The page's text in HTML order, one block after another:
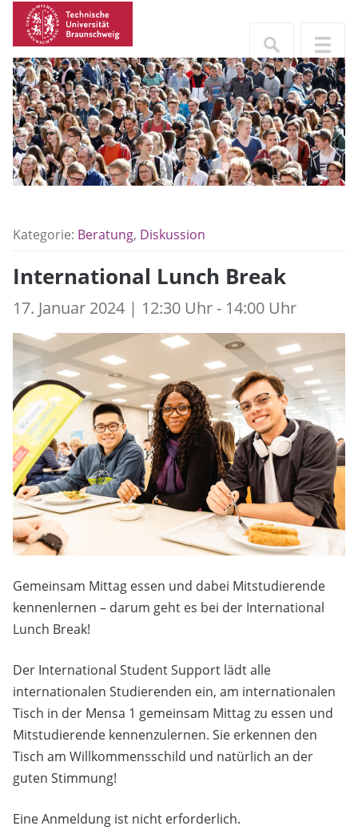
Kategorie: Beratung, Diskussion
International Lunch Break
17. Januar 2024 | 12:30 Uhr - 14:00 Uhr
Gemeinsam Mittag essen und dabei Mitstudierende
kennenlernen – darum geht es bei der International
Lunch Break!
Der International Student Support lädt alle
internationalen Studierenden ein, am internationalen
Tisch in der Mensa 1 gemeinsam Mittag zu essen und
Mitstudierende kennenzulernen. Sie erkennen den
Tisch am Willkommensschild und natürlich an der
guten Stimmung!
Eine Anmeldung ist nicht erforderlich.